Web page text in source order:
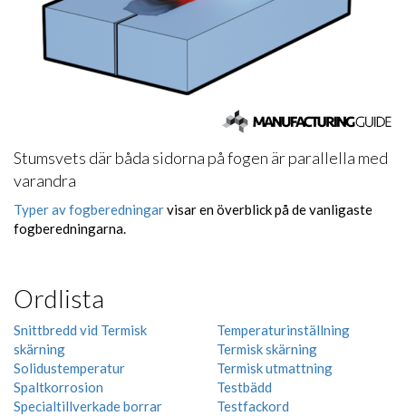
Stumsvets där båda sidorna på fogen är parallella med
varandra
Typer av fogberedningarvisar en överblick på de vanligaste
fogberedningarna.
Ordlista
Snittbredd vid Termisk
skärning
Solidustemperatur
Spaltkorrosion
Specialtillverkade borrar
Temperaturinställning
Termisk skärning
Termisk utmattning
Testbädd
Testfackord